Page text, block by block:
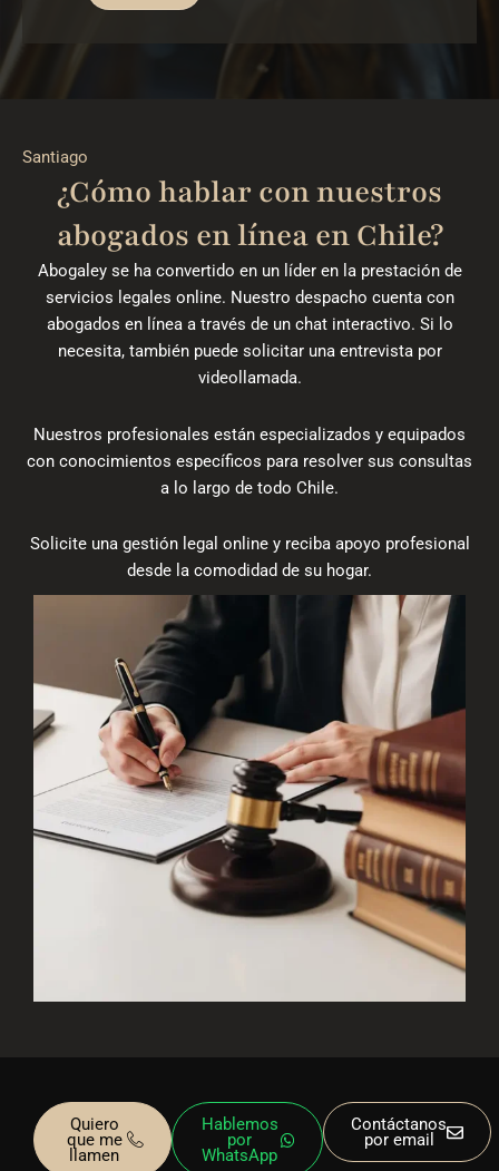
Santiago
¿Cómo hablar con nuestros
abogados en línea en Chile?
Abogaley se ha convertido en un líder en la prestación de
servicios legales online. Nuestro despacho cuenta con
abogados en línea a través de un chat interactivo. Si lo
necesita, también puede solicitar una entrevista por
videollamada.
Nuestros profesionales están especializados y equipados
con conocimientos específicos para resolver sus consultas
a lo largo de todo Chile.
Solicite una gestión legal online​ y reciba apoyo profesional
desde la comodidad de su hogar.
Quiero
que me
llamen
Hablemos
por
WhatsApp
Contáctanos
por email